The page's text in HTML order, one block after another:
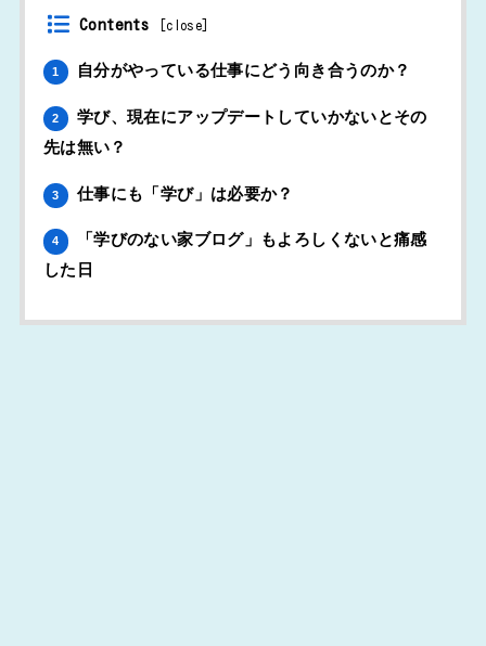
Contents close
1 自分がやっている仕事にどう向き合うのか？
2
学び、現在にアップデートしていかないとその
先は無い？
3 仕事にも「学び」は必要か？
4
「学びのない家ブログ」もよろしくないと痛感
した日